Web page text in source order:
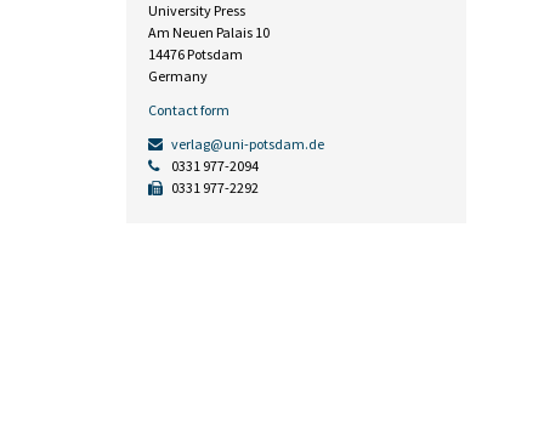
University Press
Am Neuen Palais 10
14476 Potsdam
Germany
Contact form
verlag@uni-potsdam.de
0331 977-2094
0331 977-2292